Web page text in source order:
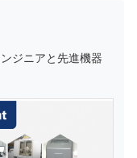
ジニアと先進機器